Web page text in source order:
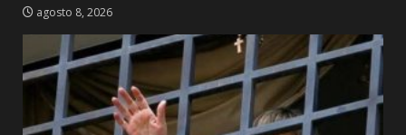
agosto 8, 2026